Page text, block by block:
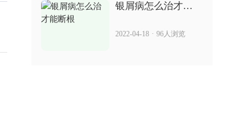
银屑病怎么治才能
2022-04-18 · 96人浏览